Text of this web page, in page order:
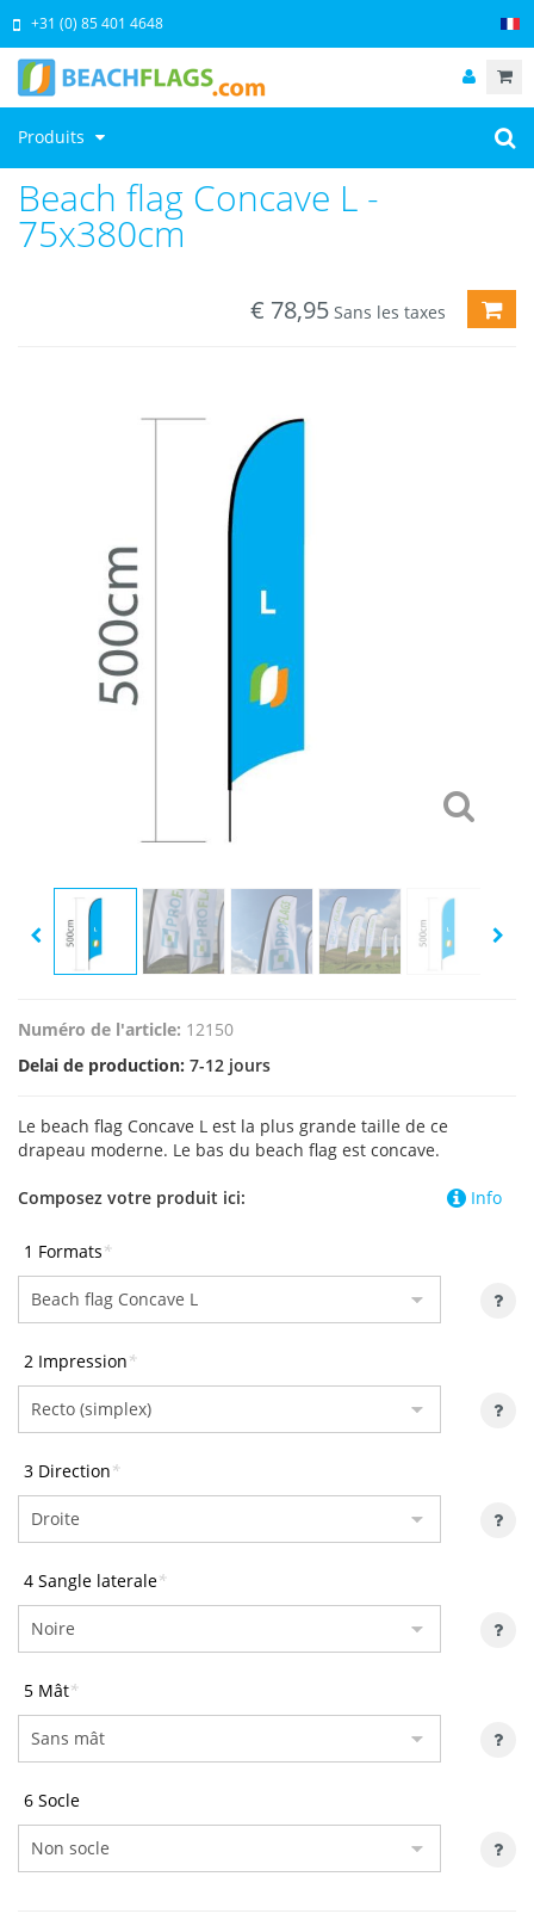
Produits
+31 (0) 85 401 4648
Beach flag Concave L -
75x380cm
€ 78,95 Sans les taxes
Numéro de l'article: 12150
Delai de production: 7-12 jours
Le beach flag Concave L est la plus grande taille de ce
drapeau moderne. Le bas du beach flag est concave.
Info
Composez votre produit ici:
1 Formats*
2 Impression*
3 Direction*
4 Sangle laterale*
5 Mât*
6 Socle